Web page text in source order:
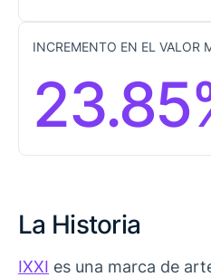
INCREMENTO EN EL VALOR
La Historia
IXXI es una marca de